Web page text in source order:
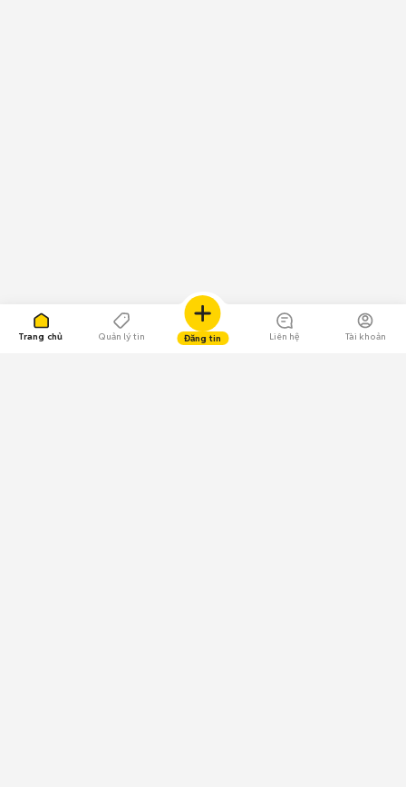
Trang chủ Quản lý tin Đăng tin Liên hệ Tài khoản